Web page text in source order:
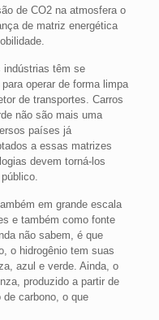
de CO2 na atmosfera o
de matriz energética
indústrias têm se
operar de forma limpa
de transportes. Carros
não são mais uma
países já
a essas matrizes
devem torná-los
em grande escala
e também como fonte
não sabem, é que
o hidrogênio tem suas
azul e verde. Ainda, o
produzido a partir de
carbono, o que